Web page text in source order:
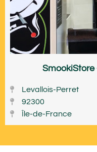
SmookiStore
Levallois-Perret
92300
Île-de-France